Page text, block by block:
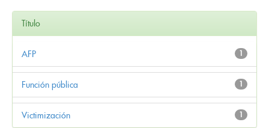
Título
1
AFP
1
Función pública
1
Victimización